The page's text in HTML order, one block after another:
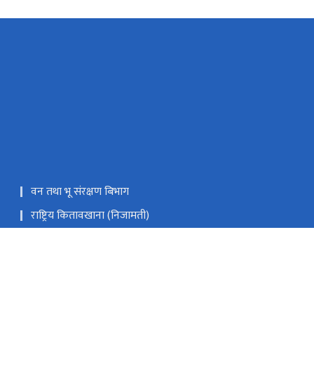
वन तथा भू संरक्षण बिभाग
राष्ट्रिय कितावखाना (निजामती)